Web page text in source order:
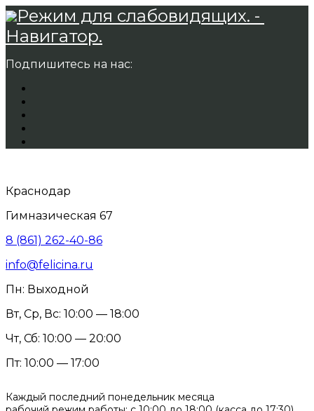
Режим для слабовидящих. -
Навигатор.
Подпишитесь на нас:
Краснодар
Гимназическая 67
8 (861) 262-40-86
info@felicina.ru
Пн: Выходной
Вт, Ср, Вс: 10:00 — 18:00
Чт, Сб: 10:00 — 20:00
Пт: 10:00 — 17:00
Каждый последний понедельник месяца